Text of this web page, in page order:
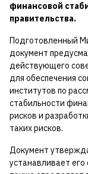
финансовой
правительства.
Подготовленный
документ
действующего
для обеспечения
институтов по
стабильности
рисков и
таких рисков.
Документ
устанавливает